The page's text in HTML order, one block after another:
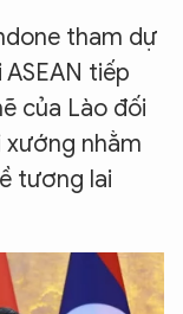
tham dự
tiếp
của Lào đối
xướng nhằm
tương lai
biết về